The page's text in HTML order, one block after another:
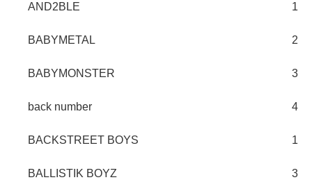
AND2BLE 1
BABYMETAL 2
BABYMONSTER 3
back number 4
BACKSTREET BOYS 1
BALLISTIK BOYZ 3